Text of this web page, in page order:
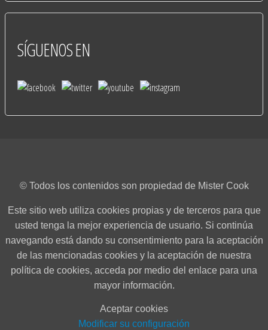
SÍGUENOSEN
© Todos los contenidos son propiedad de Mister Cook
Este sitio web utiliza cookies propias y de terceros para que
usted tenga la mejor experiencia de usuario. Si continúa
navegando está dando su consentimiento para la aceptación
de las mencionadas cookies y la aceptación de nuestra
política de cookies, acceda por medio del enlace para una
mayor información.
Aceptar cookies
Modificar su configuración